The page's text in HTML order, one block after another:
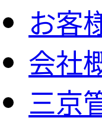
お客
会社
三京